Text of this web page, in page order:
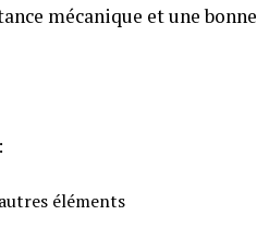
mécanique et une bonne
éléments